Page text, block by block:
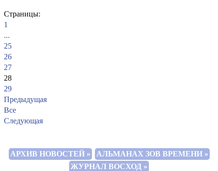
Страницы:
1
...
25
26
27
28
29
Предыдущая
Все
Следующая
АРХИВ НОВОСТЕЙ »
АЛЬМАНАХ ЗОВ ВРЕМЕНИ »
ЖУРНАЛ ВОСХОД »